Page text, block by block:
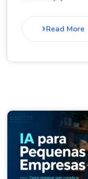
Read More